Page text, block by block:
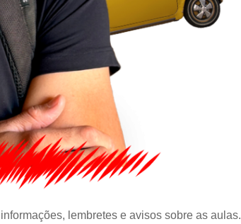
lembretes e avisos sobre as aulas.